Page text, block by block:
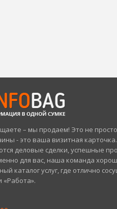
– мы продаем! Это не
- это ваша визитная
деловые сделки, успешные
для вас, наша команда
каталог услуг, где отлично
«Работа».